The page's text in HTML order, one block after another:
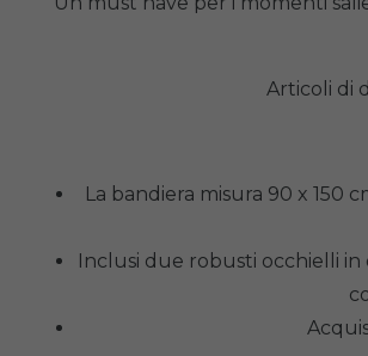
Articoli di
La bandiera misura 90 x 150
Inclusi due robusti occhielli